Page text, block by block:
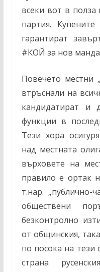
всеки вот в
партия.
гарантират
#КОЙ за нов
Повечето местни
втръснали на
кандидатират и
функции в
Тези хора
над местната
върховете на
правило е ортак
т.нар. „публично-
обществени
безконтролно
от общинския,
по посока на
страна